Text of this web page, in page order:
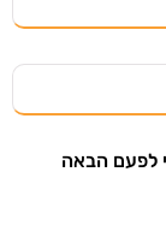
לפעם הבאה